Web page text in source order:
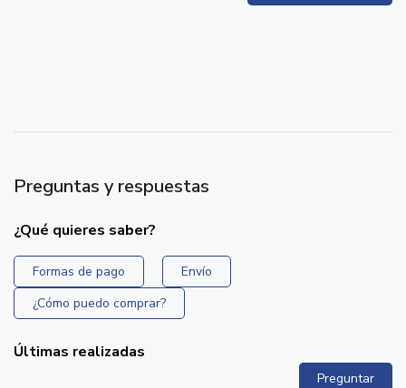
Preguntas y respuestas
¿Qué quieres saber?
Formas de pago
Envío
¿Cómo puedo comprar?
Últimas realizadas
Preguntar